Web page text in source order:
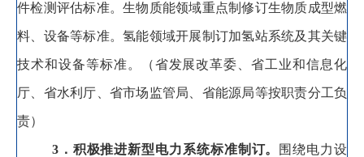
件检测评估标准。 生物质能领域重点制修订生物质成型燃
料、设备等标准。氢能领域开展制订加氢站系统及其关键
技术和设备等标准。 （省发展改革委、省工业和信息化
厅、省水利厅、省市场监管局、省能源局等按职责分工负
责）
3．积极推进新型电力系统标准制订。 围绕电力设